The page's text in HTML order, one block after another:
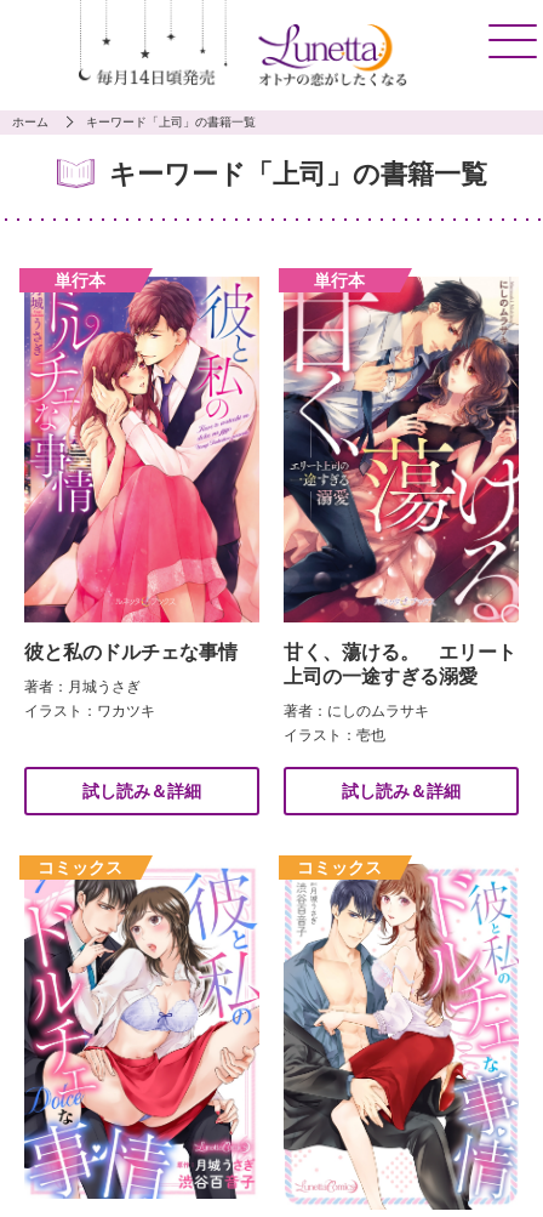
ホーム キーワード「上司」の書籍一覧
キーワード「上司」の書籍一覧
彼と私のドルチェな事情
著者：月城うさぎ
イラスト：ワカツキ
試し読み＆詳細
甘く、蕩ける。 エリート
上司の一途すぎる溺愛
著者：にしのムラサキ
イラスト：壱也
試し読み＆詳細